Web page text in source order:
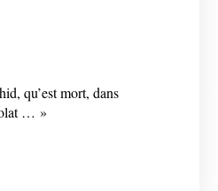
qu’est mort, dans
… »